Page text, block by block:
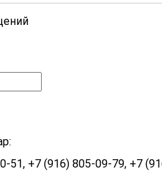
51, +7 (916) 805-09-79, +7